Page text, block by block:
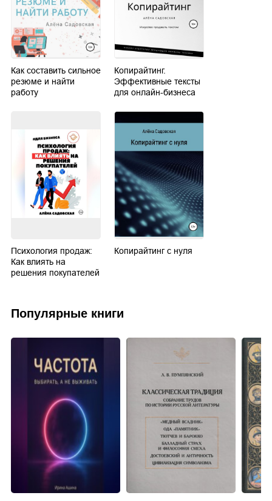
Как составить сильное
резюме и найти
работу
Копирайтинг.
Эффективные тексты
для онлайн-бизнеса
Психология продаж:
Как влиять на
решения покупателей
Копирайтинг с нуля
Популярные книги